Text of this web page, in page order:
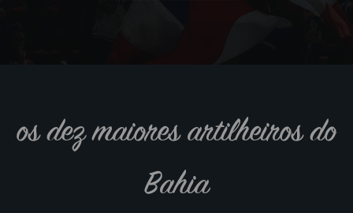
os dez maiores artilheiros do
Bahia